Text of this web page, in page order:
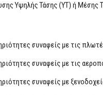
Υψηλής Τάσης (ΥΤ) ή Μέσης
συναφείς με τις
συναφείς με τις
συναφείς με